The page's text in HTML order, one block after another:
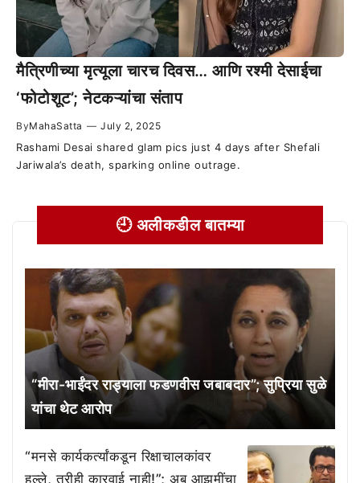
मैत्रिणीच्या मृत्यूला चारच दिवस… आणि रश्मी देसाईचा
‘फोटोशूट’; नेटकऱ्यांचा संताप
ByMahaSatta — July 2, 2025
Rashami Desai shared glam pics just 4 days after Shefali
Jariwala’s death, sparking online outrage.
🕘 अलीकडील बातम्या
“मीरा-भाईंदर राड्याला फडणवीस जबाबदार”; सुप्रिया सुळे
यांचा थेट आरोप
“मनसे कार्यकर्त्यांकडून रिक्षाचालकांवर
हल्ले, तरीही कारवाई नाही!”; अबू आझमींचा